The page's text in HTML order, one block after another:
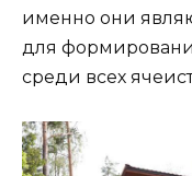
именно они
для
среди всех